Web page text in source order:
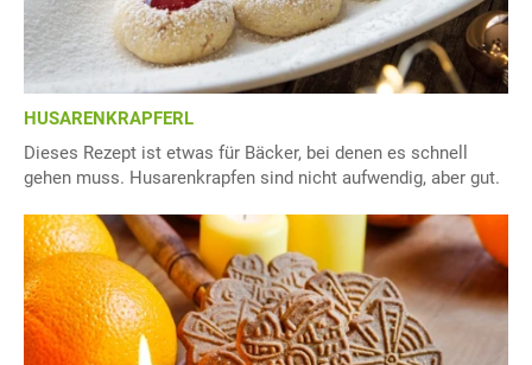
HUSARENKRAPFERL
Dieses Rezept ist etwas für Bäcker, bei denen es schnell
gehen muss. Husarenkrapfen sind nicht aufwendig, aber gut.